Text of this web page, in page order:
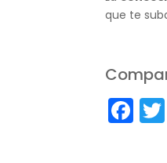
que te
F
a